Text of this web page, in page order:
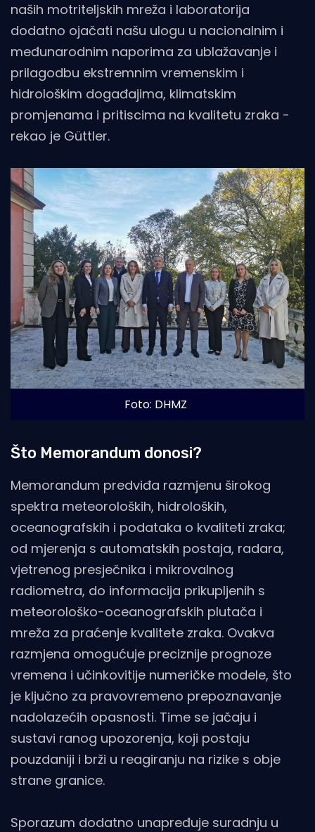
naših motriteljskih mreža i laboratorija
dodatno ojačati našu ulogu u nacionalnim i
međunarodnim naporima za ublažavanje i
prilagodbu ekstremnim vremenskim i
hidrološkim događajima, klimatskim
promjenama i pritiscima na kvalitetu zraka -
rekao je Güttler.
Foto: DHMZ
Što Memorandum donosi?
Memorandum predviđa razmjenu širokog
spektra meteoroloških, hidroloških,
oceanografskih i podataka o kvaliteti zraka;
od mjerenja s automatskih postaja, radara,
vjetrenog presječnika i mikrovalnog
radiometra, do informacija prikupljenih s
meteorološko-oceanografskih plutača i
mreža za praćenje kvalitete zraka. Ovakva
razmjena omogućuje preciznije prognoze
vremena i učinkovitije numeričke modele, što
je ključno za pravovremeno prepoznavanje
nadolazećih opasnosti. Time se jačaju i
sustavi ranog upozorenja, koji postaju
pouzdaniji i brži u reagiranju na rizike s obje
strane granice.
Sporazum dodatno unapređuje suradnju u